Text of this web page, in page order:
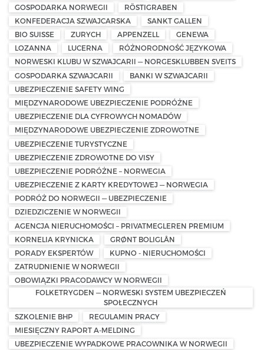
GOSPODARKA NORWEGII
RÖSTIGRABEN
KONFEDERACJA SZWAJCARSKA
SANKT GALLEN
BIO SUISSE
ZURYCH APPENZELL
GENEWA
LOZANNA
LUCERNA
RÓŻNORODNOŚĆ JĘZYKOWA
NORWESKI KLUBU W SZWAJCARII — NORGESKLUBBEN SVEITS
GOSPODARKA SZWAJCARII
BANKI W SZWAJCARII
UBEZPIECZENIE SAFETY WING
MIĘDZYNARODOWE UBEZPIECZENIE PODRÓŻNE
UBEZPIECZENIE DLA CYFROWYCH NOMADÓW
MIĘDZYNARODOWE UBEZPIECZENIE ZDROWOTNE
UBEZPIECZENIE TURYSTYCZNE
UBEZPIECZENIE ZDROWOTNE DO VISY
UBEZPIECZENIE PODRÓŻNE – NORWEGIA
UBEZPIECZENIE Z KARTY KREDYTOWEJ — NORWEGIA
PODRÓŻ DO NORWEGII — UBEZPIECZENIE
DZIEDZICZENIE W NORWEGII
AGENCJA NIERUCHOMOŚCI – PRIVATMEGLEREN PREMIUM
KORNELIA KRYNICKA
GRØNT BOLIGLÅN
PORADY EKSPERTÓW
KUPNO - NIERUCHOMOŚCI
ZATRUDNIENIE W NORWEGII
OBOWIĄZKI PRACODAWCY W NORWEGII
FOLKETRYGDEN — NORWESKI SYSTEM UBEZPIECZEŃ
SPOŁECZNYCH
SZKOLENIE BHP
REGULAMIN PRACY
MIESIĘCZNY RAPORT A-MELDING
UBEZPIECZENIE WYPADKOWE PRACOWNIKA W NORWEGII